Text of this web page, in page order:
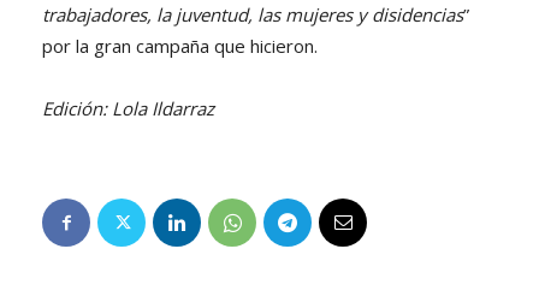
trabajadores, la juventud, las mujeres y disidencias”
por la gran campaña que hicieron.
Edición: Lola Ildarraz